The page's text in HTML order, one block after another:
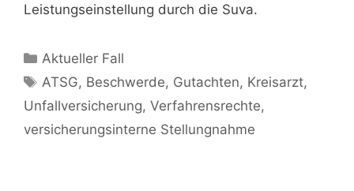
Leistungseinstellung durch die Suva.
Aktueller Fall
ATSG, Beschwerde, Gutachten, Kreisarzt,
Unfallversicherung, Verfahrensrechte,
versicherungsinterne Stellungnahme